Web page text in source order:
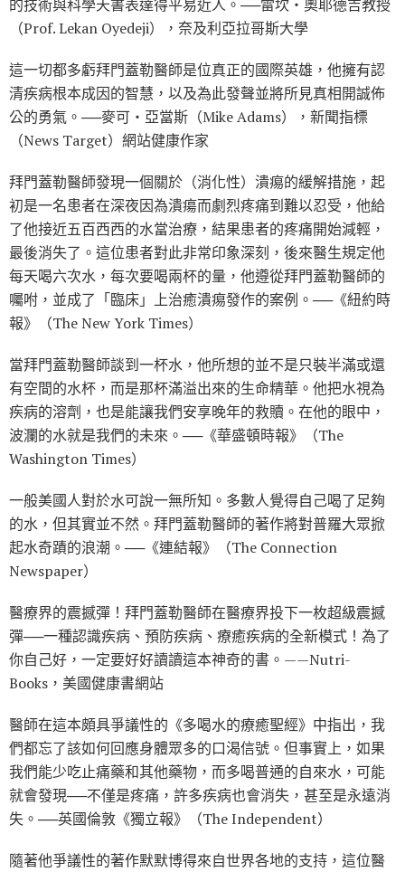
的技術與科學天書表達得平易近人。──雷坎‧奧耶德吉教授
（Prof. Lekan Oyedeji），奈及利亞拉哥斯大學
這一切都多虧拜門蓋勒醫師是位真正的國際英雄，他擁有認
清疾病根本成因的智慧，以及為此發聲並將所見真相開誠佈
公的勇氣。──麥可‧亞當斯（Mike Adams），新聞指標
（News Target）網站健康作家
拜門蓋勒醫師發現一個關於（消化性）潰痬的緩解措施，起
初是一名患者在深夜因為潰瘍而劇烈疼痛到難以忍受，他給
了他接近五百西西的水當治療，結果患者的疼痛開始減輕，
最後消失了。這位患者對此非常印象深刻，後來醫生規定他
每天喝六次水，每次要喝兩杯的量，他遵從拜門蓋勒醫師的
囑咐，並成了「臨床」上治癒潰痬發作的案例。──《紐約時
報》（The New York Times）
當拜門蓋勒醫師談到一杯水，他所想的並不是只裝半滿或還
有空間的水杯，而是那杯滿溢出來的生命精華。他把水視為
疾病的溶劑，也是能讓我們安享晚年的救贖。在他的眼中，
波瀾的水就是我們的未來。──《華盛頓時報》（The
Washington Times）
一般美國人對於水可說一無所知。多數人覺得自己喝了足夠
的水，但其實並不然。拜門蓋勒醫師的著作將對普羅大眾掀
起水奇蹟的浪潮。──《連結報》（The Connection
Newspaper）
醫療界的震撼彈！拜門蓋勒醫師在醫療界投下一枚超級震撼
彈──一種認識疾病、預防疾病、療癒疾病的全新模式！為了
你自己好，一定要好好讀讀這本神奇的書。——Nutri-
Books，美國健康書網站
醫師在這本頗具爭議性的《多喝水的療癒聖經》中指出，我
們都忘了該如何回應身體眾多的口渴信號。但事實上，如果
我們能少吃止痛藥和其他藥物，而多喝普通的自來水，可能
就會發現──不僅是疼痛，許多疾病也會消失，甚至是永遠消
失。──英國倫敦《獨立報》（The Independent）
隨著他爭議性的著作默默博得來自世界各地的支持，這位醫